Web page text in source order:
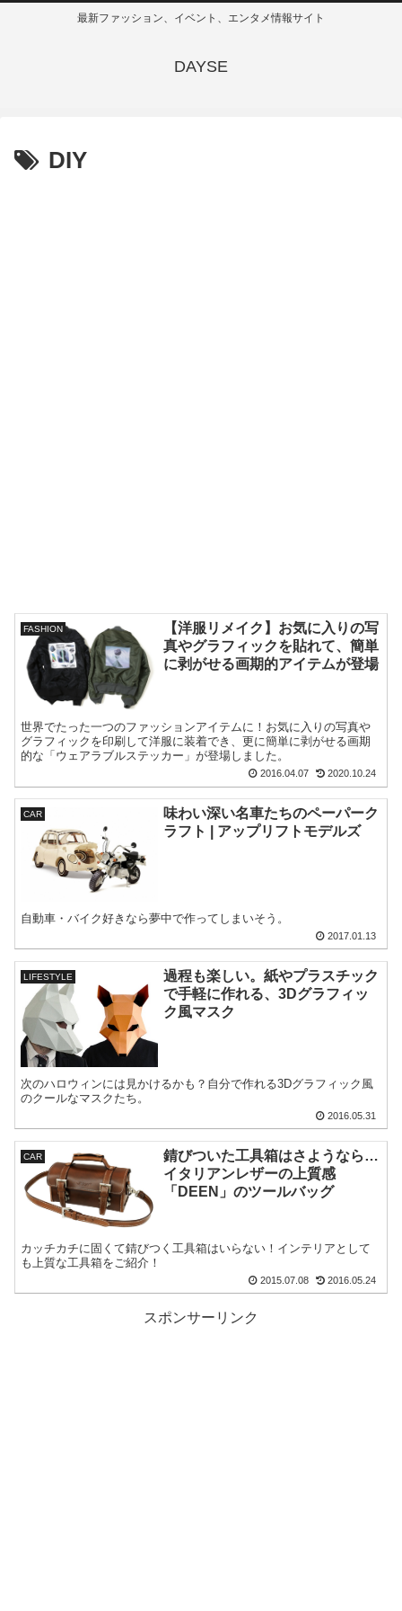
最新ファッション、イベント、エンタメ情報サイト
DAYSE
DIY
FASHION
【洋服リメイク】お気に入りの写
真やグラフィックを貼れて、簡単
に剥がせる画期的アイテムが登場
世界でたった一つのファッションアイテムに！お気に入りの写真や
グラフィックを印刷して洋服に装着でき、更に簡単に剥がせる画期
的な「ウェアラブルステッカー」が登場しました。
2016.04.07 2020.10.24
CAR
味わい深い名車たちのペーパーク
ラフト | アップリフトモデルズ
自動車・バイク好きなら夢中で作ってしまいそう。
2017.01.13
LIFESTYLE
過程も楽しい。紙やプラスチック
で手軽に作れる、3Dグラフィッ
ク風マスク
次のハロウィンには見かけるかも？自分で作れる3Dグラフィック風
のクールなマスクたち。
2016.05.31
CAR
錆びついた工具箱はさようなら…
イタリアンレザーの上質感
「DEEN」のツールバッグ
カッチカチに固くて錆びつく工具箱はいらない！インテリアとして
も上質な工具箱をご紹介！
2015.07.08 2016.05.24
スポンサーリンク